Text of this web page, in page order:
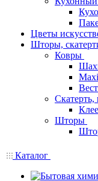
Цветы
Шторы,
Ковры
Скатерть,
Шторы
Каталог